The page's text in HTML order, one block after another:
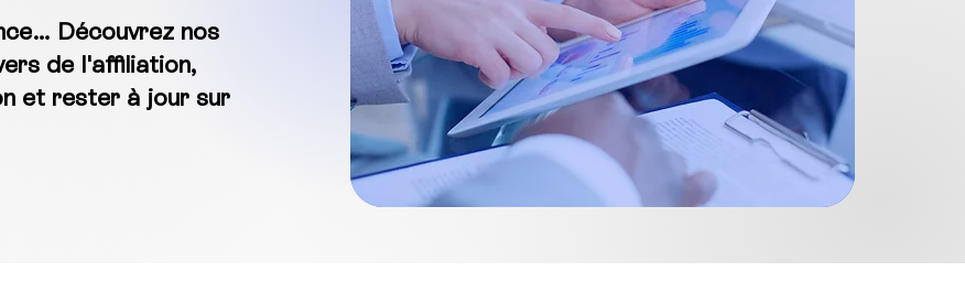
Découvrez nos
de l'affiliation,
et rester à jour sur